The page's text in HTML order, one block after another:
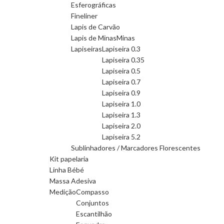
Esferográficas
Fineliner
Lapis de Carvão
Lapis de MinasMinas
LapiseirasLapiseira 0.3
Lapiseira 0.35
Lapiseira 0.5
Lapiseira 0.7
Lapiseira 0.9
Lapiseira 1.0
Lapiseira 1.3
Lapiseira 2.0
Lapiseira 5.2
Sublinhadores / Marcadores Florescentes
Kit papelaria
Linha Bébé
Massa Adesiva
MediçãoCompasso
Conjuntos
Escantilhão